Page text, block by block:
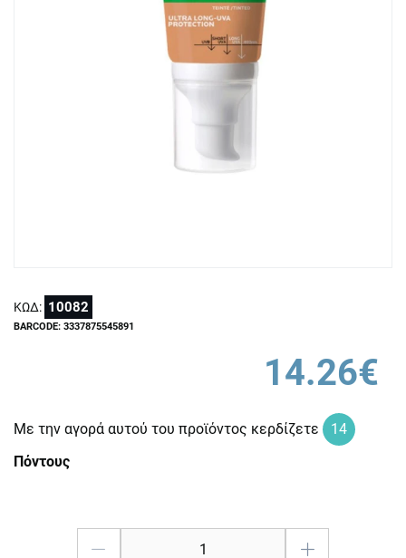
ΚΩΔ: 10082
BARCODE: 3337875545891
14.26€
Με την αγορά αυτού του προϊόντος κερδίζετε
14
Πόντους